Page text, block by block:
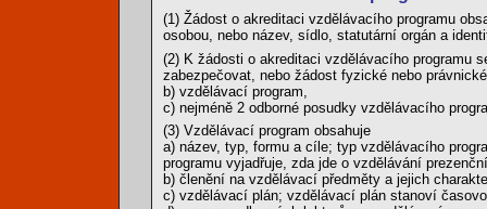
(1) Žádost o akreditaci vzdělávacího programu
osobou, nebo název, sídlo, statutární orgán a
(2) K žádosti o akreditaci vzdělávacího programu
zabezpečovat, nebo žádost fyzické nebo
b) vzdělávací program,
c) nejméně 2 odborné posudky vzdělávacího
(3) Vzdělávací program obsahuje
a) název, typ, formu a cíle; typ vzdělávacího
programu vyjadřuje, zda jde o vzdělávání
b) členění na vzdělávací předměty a jejich
c) vzdělávací plán; vzdělávací plán stanoví